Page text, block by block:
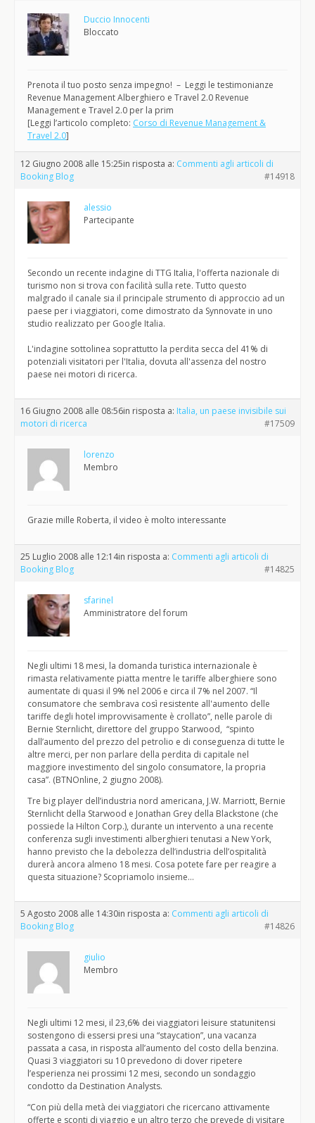
Duccio Innocenti
Bloccato
Prenota il tuo posto senza impegno! – Leggi le testimonianze
Revenue Management Alberghiero e Travel 2.0 Revenue
Management e Travel 2.0 per la prim
[Leggi l’articolo completo: Corso di Revenue Management &
Travel 2.0]
12 Giugno 2008 alle 15:25in risposta a: Commenti agli articoli di
Booking Blog
#14918
alessio
Partecipante
Secondo un recente indagine di TTG Italia, l'offerta nazionale di
turismo non si trova con facilità sulla rete. Tutto questo
malgrado il canale sia il principale strumento di approccio ad un
paese per i viaggiatori, come dimostrato da Synnovate in uno
studio realizzato per Google Italia.
L'indagine sottolinea soprattutto la perdita secca del 41% di
potenziali visitatori per l'Italia, dovuta all'assenza del nostro
paese nei motori di ricerca.
16 Giugno 2008 alle 08:56in risposta a: Italia, un paese invisibile sui
motori di ricerca
#17509
lorenzo
Membro
Grazie mille Roberta, il video è molto interessante
25 Luglio 2008 alle 12:14in risposta a: Commenti agli articoli di
Booking Blog
#14825
sfarinel
Amministratore del forum
Negli ultimi 18 mesi, la domanda turistica internazionale è
rimasta relativamente piatta mentre le tariffe alberghiere sono
aumentate di quasi il 9% nel 2006 e circa il 7% nel 2007. “Il
consumatore che sembrava così resistente all'aumento delle
tariffe degli hotel improvvisamente è crollato”, nelle parole di
Bernie Sternlicht, direttore del gruppo Starwood, “spinto
dall’aumento del prezzo del petrolio e di conseguenza di tutte le
altre merci, per non parlare della perdita di capitale nel
maggiore investimento del singolo consumatore, la propria
casa”. (BTNOnline, 2 giugno 2008).
Tre big player dell’industria nord americana, J.W. Marriott, Bernie
Sternlicht della Starwood e Jonathan Grey della Blackstone (che
possiede la Hilton Corp.), durante un intervento a una recente
conferenza sugli investimenti alberghieri tenutasi a New York,
hanno previsto che la debolezza dell’industria dell’ospitalità
durerà ancora almeno 18 mesi. Cosa potete fare per reagire a
questa situazione? Scopriamolo insieme…
5 Agosto 2008 alle 14:30in risposta a: Commenti agli articoli di
Booking Blog
#14826
giulio
Membro
Negli ultimi 12 mesi, il 23,6% dei viaggiatori leisure statunitensi
sostengono di essersi presi una “staycation”, una vacanza
passata a casa, in risposta all’aumento del costo della benzina.
Quasi 3 viaggiatori su 10 prevedono di dover ripetere
l’esperienza nei prossimi 12 mesi, secondo un sondaggio
condotto da Destination Analysts.
“Con più della metà dei viaggiatori che ricercano attivamente
offerte e sconti di viaggio e un altro terzo che prevede di visitare